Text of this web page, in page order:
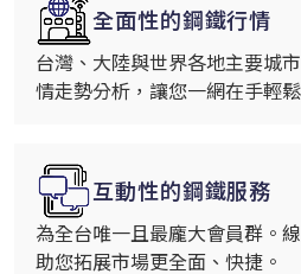
全面性的鋼鐵行情
台灣、大陸與世界各地主要城
情走勢分析，讓您一網在手輕鬆
互動性的鋼鐵服務
為全台唯一且最龐大會員群。
助您拓展市場更全面、快捷。